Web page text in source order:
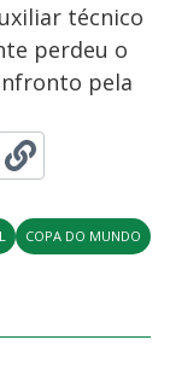
técnico
perdeu o
pela
COPA DO MUNDO